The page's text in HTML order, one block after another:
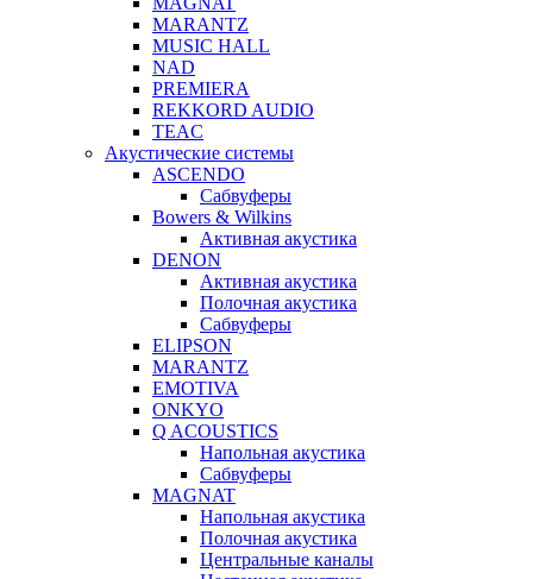
MARANTZ
MUSIC HALL
NAD
PREMIERA
REKKORD AUDIO
TEAC
Акустические системы
ASCENDO
Сабвуферы
Bowers & Wilkins
Активная акустика
DENON
Активная акустика
Полочная акустика
Сабвуферы
ELIPSON
MARANTZ
EMOTIVA
ONKYO
Q ACOUSTICS
Напольная акустика
Сабвуферы
MAGNAT
Напольная акустика
Полочная акустика
Центральные каналы